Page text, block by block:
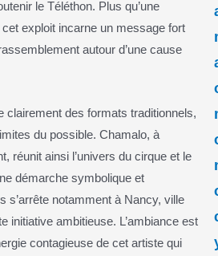
le Téléthon. Plus qu’une
exploit incarne un message fort
autour d’une cause
clairement des formats traditionnels,
du possible. Chamalo, à
réunit ainsi l’univers du cirque et le
démarche symbolique et
s’arrête notamment à Nancy, ville
initiative ambitieuse. L’ambiance est
contagieuse de cet artiste qui